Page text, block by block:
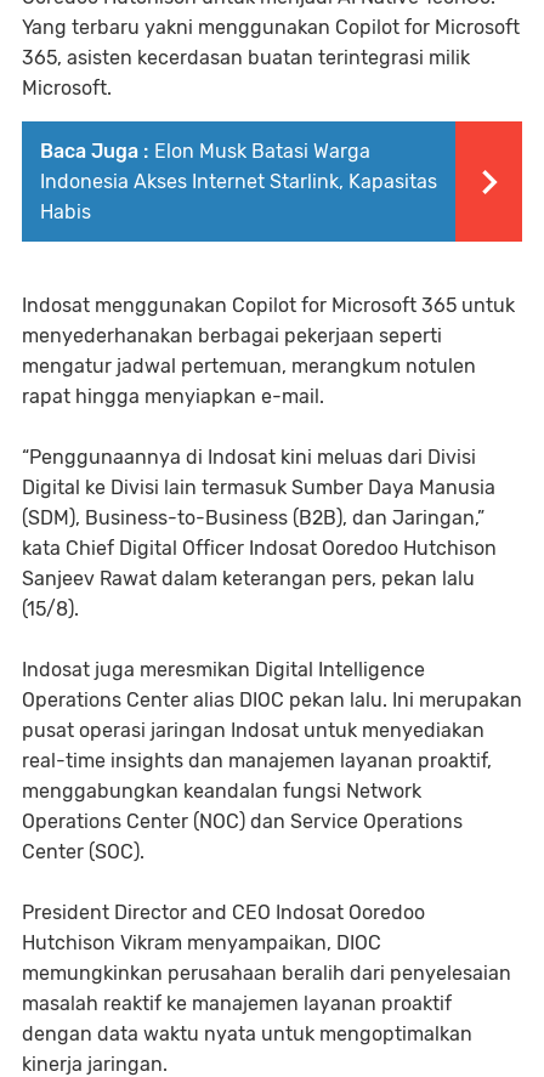
Yang terbaru yakni menggunakan Copilot for Microsoft
365, asisten kecerdasan buatan terintegrasi milik
Microsoft.
Baca Juga : Elon Musk Batasi Warga
Indonesia Akses Internet Starlink, Kapasitas
Habis
Indosat menggunakan Copilot for Microsoft 365 untuk
menyederhanakan berbagai pekerjaan seperti
mengatur jadwal pertemuan, merangkum notulen
rapat hingga menyiapkan e-mail.
“Penggunaannya di Indosat kini meluas dari Divisi
Digital ke Divisi lain termasuk Sumber Daya Manusia
(SDM), Business-to-Business (B2B), dan Jaringan,”
kata Chief Digital Officer Indosat Ooredoo Hutchison
Sanjeev Rawat dalam keterangan pers, pekan lalu
(15/8).
Indosat juga meresmikan Digital Intelligence
Operations Center alias DIOC pekan lalu. Ini merupakan
pusat operasi jaringan Indosat untuk menyediakan
real-time insights dan manajemen layanan proaktif,
menggabungkan keandalan fungsi Network
Operations Center (NOC) dan Service Operations
Center (SOC).
President Director and CEO Indosat Ooredoo
Hutchison Vikram menyampaikan, DIOC
memungkinkan perusahaan beralih dari penyelesaian
masalah reaktif ke manajemen layanan proaktif
dengan data waktu nyata untuk mengoptimalkan
kinerja jaringan.